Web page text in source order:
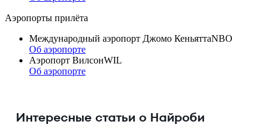
Аэропорты прилёта
Международный аэропорт Джомо КеньяттаNBO
Об аэропорте
Аэропорт ВилсонWIL
Об аэропорте
Интересные статьи о Найроби